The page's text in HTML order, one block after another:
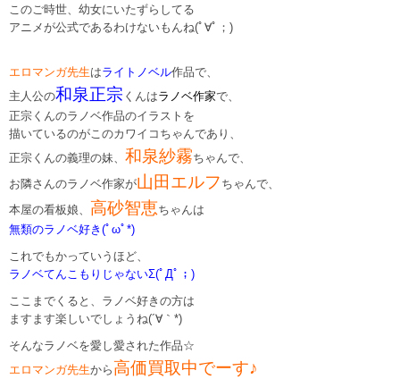
このご時世、幼女にいたずらしてる
アニメが公式であるわけないもんね(ﾟ∀ﾟ；)
エロマンガ先生はライトノベル作品で、
主人公の和泉正宗 くんはラノベ作家で、
正宗くんのラノベ作品のイラストを
描いているのがこのカワイコちゃんであり、
正宗くんの義理の妹、 和泉紗霧ちゃんで、
お隣さんのラノベ作家が山田エルフ ちゃんで、
本屋の看板娘、 高砂智恵ちゃんは
無類のラノベ好き(ﾟωﾟ*)
これでもかっていうほど、
ラノベてんこもりじゃないΣ(ﾟДﾟ；)
ここまでくると、ラノベ好きの方は
ますます楽しいでしょうね(´∀｀*)
そんなラノベを愛し愛された作品☆
エロマンガ先生から高価買取中でーす♪